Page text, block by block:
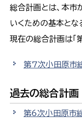
総合計画とは、本市
いくための基本とな
現在の総合計画は「
第7次小田原市
過去の総合計画
第6次小田原市